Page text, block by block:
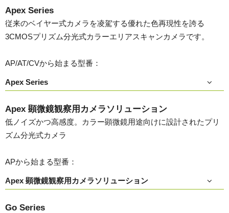
Apex Series
従来のベイヤー式カメラを凌駕する優れた色再現性を誇る
3CMOSプリズム分光式カラーエリアスキャンカメラです。
AP/AT/CVから始まる型番：
Apex Series
Apex 顕微鏡観察用カメラソリューション
低ノイズかつ高感度。カラー顕微鏡用途向けに設計されたプリ
ズム分光式カメラ
APから始まる型番：
Apex 顕微鏡観察用カメラソリューション
Go Series